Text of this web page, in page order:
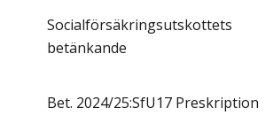
Socialförsäkringsutskottets
betänkande
Bet. 2024/25:SfU17 Preskription